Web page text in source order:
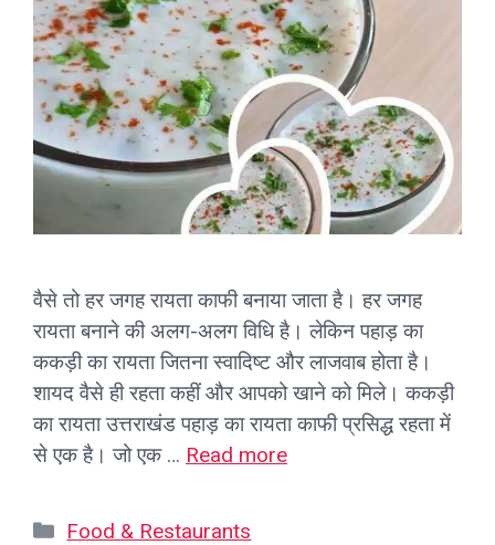
वैसे तो हर जगह रायता काफी बनाया जाता है। हर जगह
रायता बनाने की अलग-अलग विधि है। लेकिन पहाड़ का
ककड़ी का रायता जितना स्वादिष्ट और लाजवाब होता है।
शायद वैसे ही रहता कहीं और आपको खाने को मिले। ककड़ी
का रायता उत्तराखंड पहाड़ का रायता काफी प्रसिद्ध रहता में
से एक है। जो एक … Read more
Categories
Food & Restaurants